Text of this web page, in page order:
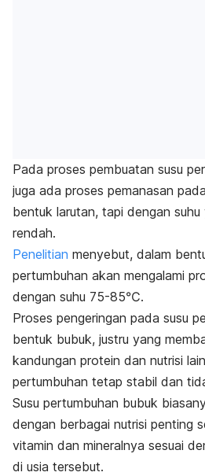
Pada proses pembuatan susu
juga ada proses pemanasan
bentuk larutan, tapi dengan
rendah.
Penelitian menyebut, dalam
pertumbuhan akan mengalami
dengan suhu 75-85℃.
Proses pengeringan pada susu
bentuk bubuk, justru yang
kandungan protein dan nutrisi
pertumbuhan tetap stabil dan
Susu pertumbuhan bubuk
dengan berbagai nutrisi penting
vitamin dan mineralnya sesuai
di usia tersebut.